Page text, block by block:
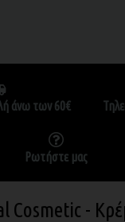
άνω των 60€
Ρωτήστε μας
Cosmetic -